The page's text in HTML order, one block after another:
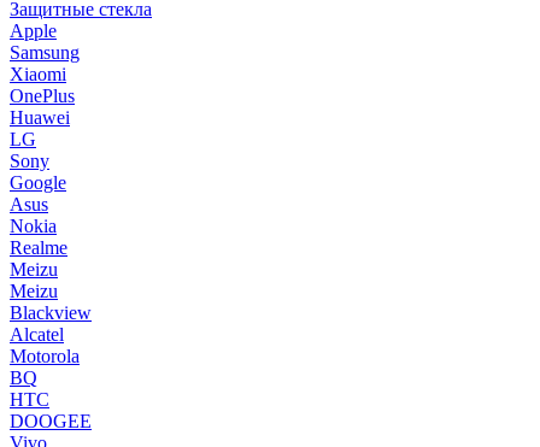
Защитные стекла
Apple
Samsung
Xiaomi
OnePlus
Huawei
LG
Sony
Google
Asus
Nokia
Realme
Meizu
Meizu
Blackview
Alcatel
Motorola
BQ
HTC
DOOGEE
Vivo